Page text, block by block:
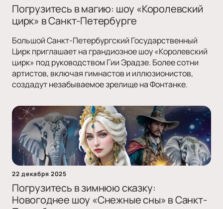
Погрузитесь в магию: шоу «Королевский
цирк» в Санкт-Петербурге
Большой Санкт-Петербургский Государственный
Цирк приглашает на грандиозное шоу «Королевский
цирк» под руководством Гии Эрадзе. Более сотни
артистов, включая гимнастов и иллюзионистов,
создадут незабываемое зрелище на Фонтанке.
22 декабря 2025
Погрузитесь в зимнюю сказку:
Новогоднее шоу «Снежные сны» в Санкт-